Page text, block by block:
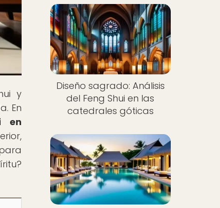
y
En
en
Diseño sagrado: Análisis
del Feng Shui en las
catedrales góticas